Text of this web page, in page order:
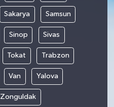
Sakarya Samsun
Sinop Sivas
Tokat Trabzon
Van Yalova
Zonguldak